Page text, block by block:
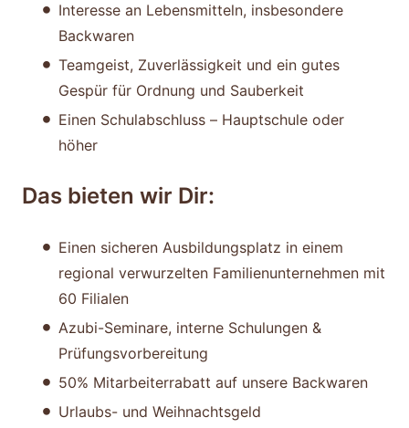
Interesse an Lebensmitteln, insbesondere
Backwaren
Teamgeist, Zuverlässigkeit und ein gutes
Gespür für Ordnung und Sauberkeit
Einen Schulabschluss – Hauptschule oder
höher
Das bieten wir Dir:
Einen sicheren Ausbildungsplatz in einem
regional verwurzelten Familienunternehmen mit
60 Filialen
Azubi-Seminare, interne Schulungen &
Prüfungsvorbereitung
50% Mitarbeiterrabatt auf unsere Backwaren
Urlaubs- und Weihnachtsgeld